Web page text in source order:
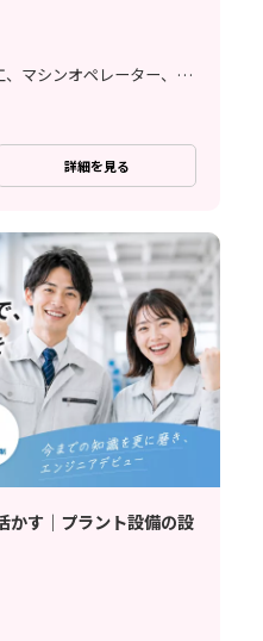
検査、組立・組付け、加工、マシンオペレーター、ライン作業
詳細を見る
す｜プラント設備の設